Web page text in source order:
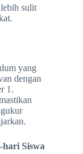
sulit
yang
dengan
1.
hari Siswa